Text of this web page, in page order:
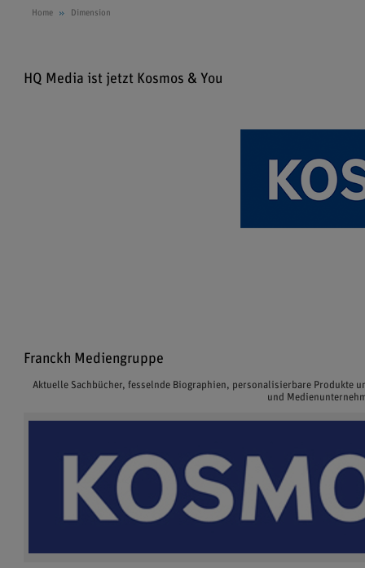
Home Dimension
HQ Media ist jetzt Kosmos & You
Franckh Mediengruppe
Aktuelle Sachbücher, fesselnde Biographien, personalisierbare Produkte
und